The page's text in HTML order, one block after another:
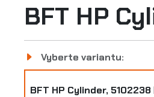
BFT HP
Vyberte variantu:
BFT HP Cylinder, 5102238